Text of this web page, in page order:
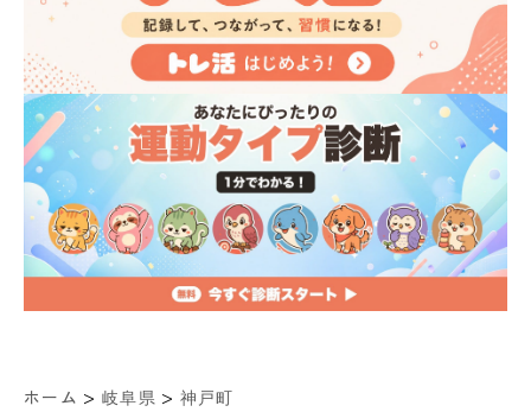
ホーム > 岐阜県 > 神戸町